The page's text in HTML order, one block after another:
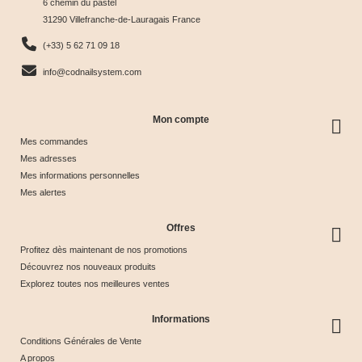
nuancier
& Tips
Glow &
6 chemin du pastel
31290 Villefranche-de-Lauragais France
(+33) 5 62 71 09 18
info@codnailsystem.com
Mon compte
Mes commandes
Mes adresses
Mes informations personnelles
Mes alertes
Offres
Profitez dès maintenant de nos promotions
Découvrez nos nouveaux produits
Explorez toutes nos meilleures ventes
Informations
Conditions Générales de Vente
A propos